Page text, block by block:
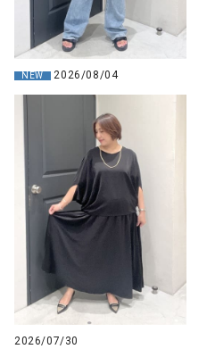
NEW 2026/08/04
2026/07/30